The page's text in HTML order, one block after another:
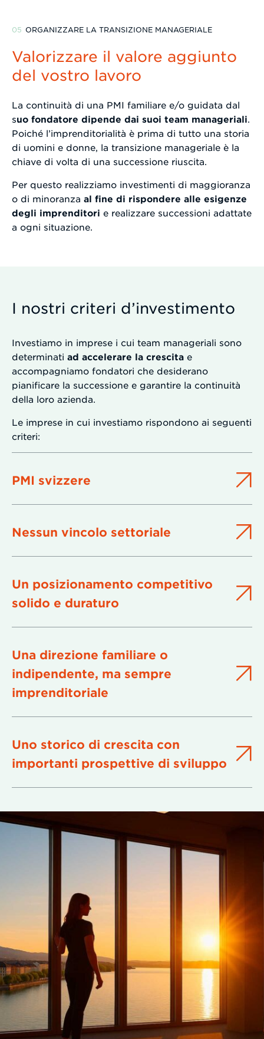
ORGANIZZARE LA TRANSIZIONE MANAGERIALE
Valorizzare il valore aggiunto
del vostro lavoro
La continuità di una PMI familiare e/o guidata dal
suo fondatore dipende dai suoi team manageriali.
Poiché l’imprenditorialità è prima di tutto una storia
di uomini e donne, la transizione manageriale è la
chiave di volta di una successione riuscita.
Per questo realizziamo investimenti di maggioranza
o di minoranza al fine di rispondere alle esigenze
degli imprenditori e realizzare successioni adattate
a ogni situazione.
I nostri criteri d’investimento
Investiamo in imprese i cui team manageriali sono
determinati ad accelerare la crescita e
accompagniamo fondatori che desiderano
pianificare la successione e garantire la continuità
della loro azienda.
Le imprese in cui investiamo rispondono ai seguenti
criteri:
PMI svizzere
Nessun vincolo settoriale
Un posizionamento competitivo
solido e duraturo
Una direzione familiare o
indipendente, ma sempre
imprenditoriale
Uno storico di crescita con
importanti prospettive di sviluppo